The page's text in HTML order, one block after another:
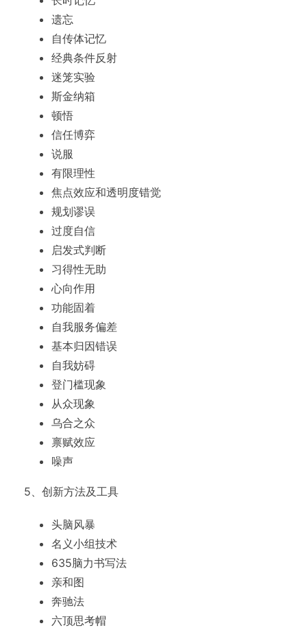
遗忘
自传体记忆
经典条件反射
迷笼实验
斯金纳箱
顿悟
信任博弈
说服
有限理性
焦点效应和透明度错觉
规划谬误
过度自信
启发式判断
习得性无助
心向作用
功能固着
自我服务偏差
基本归因错误
自我妨碍
登门槛现象
从众现象
乌合之众
禀赋效应
噪声
5、创新方法及工具
头脑风暴
名义小组技术
635脑力书写法
亲和图
奔驰法
六顶思考帽